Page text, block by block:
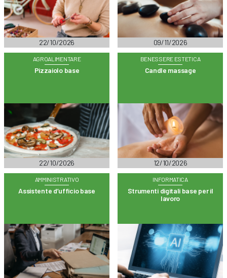
22/10/2026 09/11/2026
AGROALIMENTARE
Pizzaiolo base
22/10/2026
BENESSERE ESTETICA
Candle massage
12/10/2026
AMMINISTRATIVO
Assistente d’ufficio base
INFORMATICA
Strumenti digitali base per il
lavoro